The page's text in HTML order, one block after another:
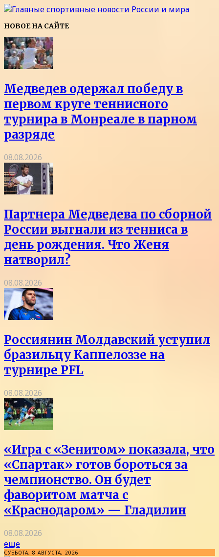
НОВОЕ НА САЙТЕ
Медведев одержал победу в
первом круге теннисного
турнира в Монреале в парном
разряде
08.08.2026
Партнера Медведева по сборной
России выгнали из тенниса в
день рождения. Что Женя
натворил?
08.08.2026
Россиянин Молдавский уступил
бразильцу Каппелоззе на
турнире PFL
08.08.2026
«Игра с «Зенитом» показала, что
«Спартак» готов бороться за
чемпионство. Он будет
фаворитом матча с
«Краснодаром» — Гладилин
08.08.2026
еще
СУББОТА, 8 АВГУСТА, 2026